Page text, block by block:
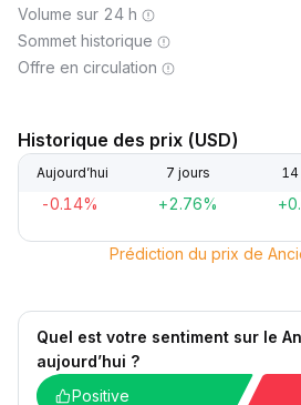
Volume sur 24 h
Sommet historique
Offre en circulation
Historique des prix (USD)
Aujourd’hui 7 jours 14
-0.14% +2.76%
Prédiction du prix de
Quel est votre sentiment sur le
aujourd’hui ?
Positive